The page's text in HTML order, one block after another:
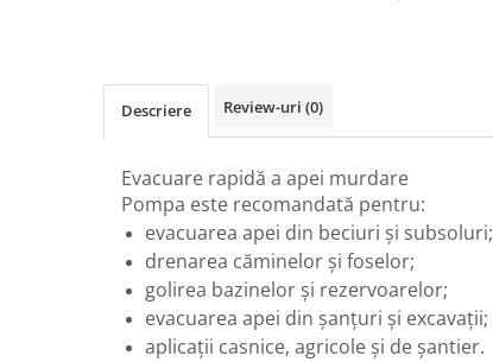
Accesorii radiatoare
Boilere electrice
Boilere termoelectrice
Boilere indirecte cu serpentina
Boilere solare indirecte (cu
Descriere Review-uri (0)
Evacuare rapidă a apei murdare
Pompa este recomandată pentru:
evacuarea apei din beciuri și subsoluri;
drenarea căminelor și foselor;
golirea bazinelor și rezervoarelor;
evacuarea apei din șanțuri și excavații;
aplicații casnice, agricole și de șantier.